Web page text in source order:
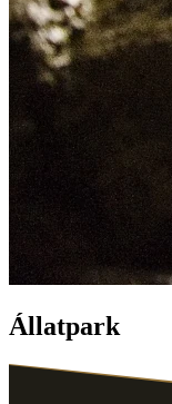
Állatpark